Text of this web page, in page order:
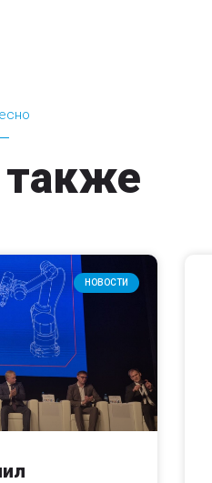
также
НОВОСТИ